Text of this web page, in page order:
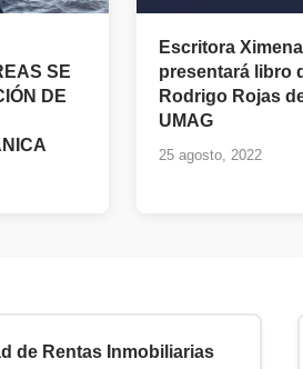
SE
DE
Escritora
presentará libro
Rodrigo Rojas
UMAG
25 agosto, 2022
de Rentas Inmobiliarias